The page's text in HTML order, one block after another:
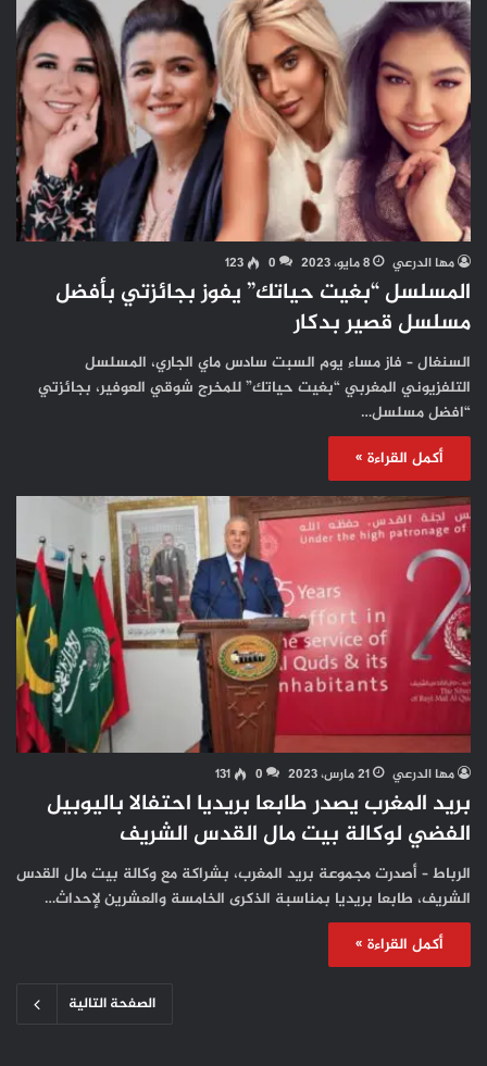
مها الدرعي 8 مايو، 2023 0
123
المسلسل “بغيت حياتك” يفوز بجائزتي بأفضل
مسلسل قصير بدكار
السنغال – فاز مساء يوم السبت سادس ماي الجاري، المسلسل
التلفزيوني المغربي “بغيت حياتك” للمخرج شوقي العوفير، بجائزتي
“افضل مسلسل…
أكمل القراءة »
مها الدرعي 21 مارس، 2023 0
131
بريد المغرب يصدر طابعا بريديا احتفالا باليوبيل
الفضي لوكالة بيت مال القدس الشريف
الرباط – أصدرت مجموعة بريد المغرب، بشراكة مع وكالة بيت مال القدس
الشريف، طابعا بريديا بمناسبة الذكرى الخامسة والعشرين لإحداث…
أكمل القراءة »
الصفحة التالية